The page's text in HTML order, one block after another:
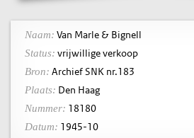
Naam: Van Marle & Bignell
Status: vrijwillige verkoop
Bron: Archief SNK nr.183
Plaats: Den Haag
Nummer: 18180
Datum: 1945-10